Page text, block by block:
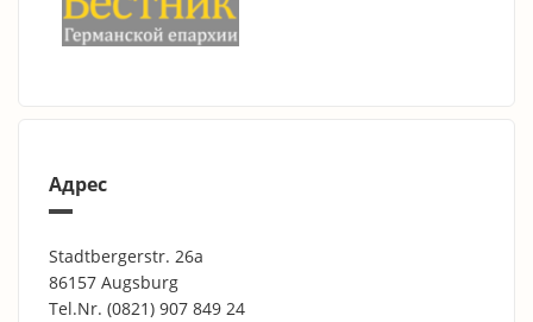
Адрес
Stadtbergerstr. 26a
86157 Augsburg
Tel.Nr. (0821) 907 849 24